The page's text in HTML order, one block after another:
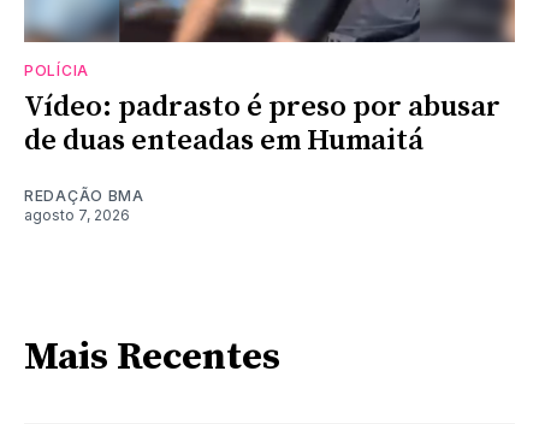
POLÍCIA
Vídeo: padrasto é preso por abusar
de duas enteadas em Humaitá
REDAÇÃO BMA
agosto 7, 2026
Mais Recentes